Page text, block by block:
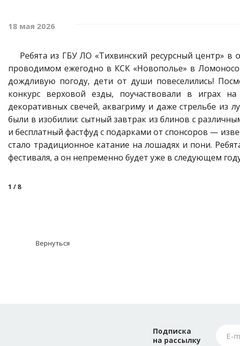
18 мая 2026
Ребята из ГБУ ЛО «Тихвинский ресурсный центр» в
проводимом ежегодно в КСК «Новополье» в
дождливую погоду, дети от души повеселились!
конкурс верховой езды, поучаствовали в играх
декоративных свечей, аквагриму и даже стрельбе из
были в изобилии: сытный завтрак из блинов с
и бесплатный фастфуд с подарками от спонсоров —
стало традиционное катание на лошадях и пони.
фестиваля, а он непременно будет уже в следующем
1 / 8
Вернуться
Подписка
на рассылку